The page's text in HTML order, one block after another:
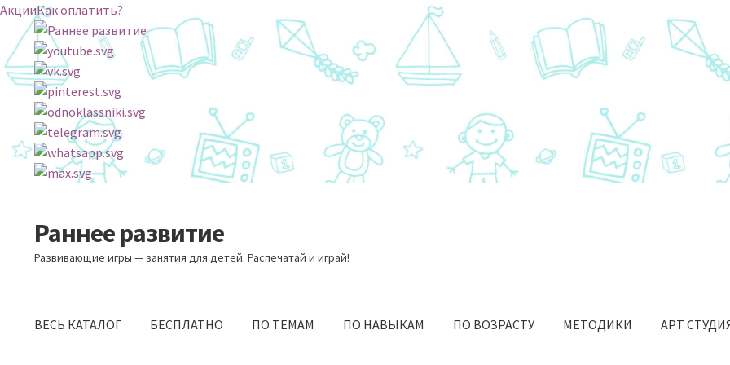
АкцииКак оплатить?
Перейти
к
навигации
Перейти
к
содержимому
Раннее развитие
Развивающие игры — занятия для детей. Распечатай и играй!
ВЕСЬ КАТАЛОГ БЕСПЛАТНО ПО ТЕМАМ ПО НАВЫКАМ ПО ВОЗРАСТУ МЕТОДИКИ АРТ